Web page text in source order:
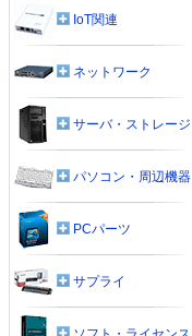
IoT関連
ネットワーク
サーバ・ストレージ
パソコン・周辺機器
PCパーツ
サプライ